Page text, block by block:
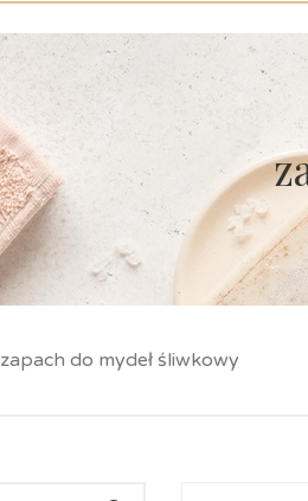
zapach do mydeł śliwkowy